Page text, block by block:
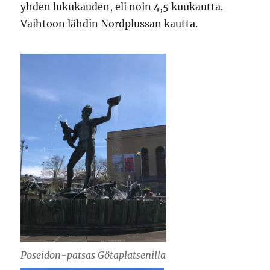
yhden lukukauden, eli noin 4,5 kuukautta.
Vaihtoon lähdin Nordplussan kautta.
Poseidon-patsas Götaplatsenilla